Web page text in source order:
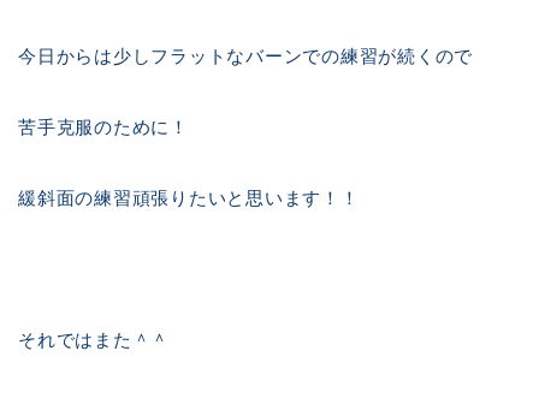
今日からは少しフラットなバーンでの練習が続くので
苦手克服のために！
緩斜面の練習頑張りたいと思います！！
それではまた＾＾